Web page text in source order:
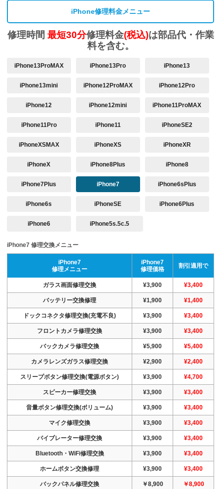
iPhone修理料金メニュー
修理時間 最短30分修理料金(税込)は部品代・作業
料を含む。
iPhone13ProMAX iPhone13Pro iPhone13
iPhone13mini iPhone12ProMAX iPhone12Pro
iPhone12 iPhone12mini iPhone11ProMAX
iPhone11Pro iPhone11 iPhoneSE2
iPhoneXSMAX iPhoneXS iPhoneXR
iPhoneX iPhone8Plus iPhone8
iPhone7Plus iPhone7 iPhone6sPlus
iPhone6s iPhoneSE iPhone6Plus
iPhone6 iPhone5s.5c.5
iPhone7 修理交換メニュー
iPhone7
修理メニュー
iPhone7
修理価格
割引適用で
ガラス画面修理交換 ¥3,900 ¥3,400
バッテリー交換修理 ¥1,900 ¥1,400
ドックコネクタ修理交換(充電不良) ¥3,900 ¥3,400
フロントカメラ修理交換 ¥3,900 ¥3,400
バックカメラ修理交換 ¥5,900 ¥5,400
カメラレンズガラス修理交換 ¥2,900 ¥2,400
スリープボタン修理交換(電源ボタン) ¥3,900 ¥4,700
スピーカー修理交換 ¥3,900 ¥3,400
音量ボタン修理交換(ボリューム) ¥3,900 ¥3,400
マイク修理交換 ¥3,900 ¥3,400
バイブレーター修理交換 ¥3,900 ¥3,400
Bluetooth・WiFi修理交換 ¥3,900 ¥3,400
ホームボタン交換修理 ¥3,900 ¥3,400
バックパネル修理交換 ￥8,900 ￥8,900